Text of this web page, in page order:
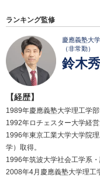
ランキング監修
慶應義塾大
（非常勤）
鈴木
【経歴】
1989年慶應義塾大学理工学部
1992年ロチェスター大学経営
1996年東京工業大学大学院
学）取得。
1996年筑波大学社会工学系
2008年4月慶應義塾大学理工